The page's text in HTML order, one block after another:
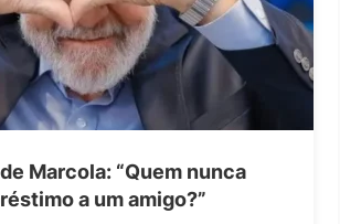
Marcola: “Quem nunca
a um amigo?”